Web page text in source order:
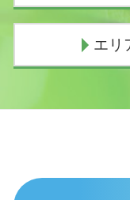
個人再生 費用
任意整理 意
任意整理 費用
債務整理
個人再生 デメ
交通事故 示
逸失利益 計算
示談交渉の仕
慰謝料相場
物損事故 慰
遺産相続 兄弟
遺産 孫 どの
相続人
エリ
交通事故 弁
債務整理 弁護